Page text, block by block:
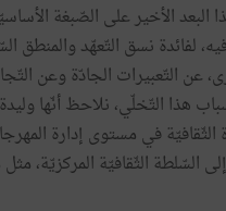
الأخير على الصّبغة
لفائدة نسق التّعهّد
عن التّعبيرات الجادّة وعن
هذا التّخلّي، نلاحظ أنّها
الثّقافيّة في مستوى إدارة
السّلطة الثّقافيّة